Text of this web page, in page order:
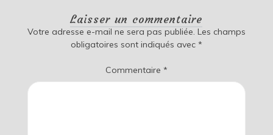
Laisser un commentaire
Votre adresse e-mail ne sera pas publiée. Les champs
obligatoires sont indiqués avec *
Commentaire *